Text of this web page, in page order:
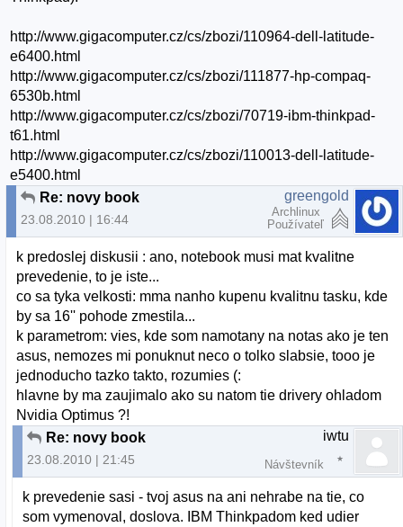
http://www.gigacomputer.cz/cs/zbozi/110964-dell-latitude-
e6400.html
http://www.gigacomputer.cz/cs/zbozi/111877-hp-compaq-
6530b.html
http://www.gigacomputer.cz/cs/zbozi/70719-ibm-thinkpad-
t61.html
http://www.gigacomputer.cz/cs/zbozi/110013-dell-latitude-
e5400.html
Re: novy book
23.08.2010 | 16:44
greengold
Archlinux
Používateľ
k predoslej diskusii : ano, notebook musi mat kvalitne
prevedenie, to je iste...
co sa tyka velkosti: mma nanho kupenu kvalitnu tasku, kde
by sa 16'' pohode zmestila...
k parametrom: vies, kde som namotany na notas ako je ten
asus, nemozes mi ponuknut neco o tolko slabsie, tooo je
jednoducho tazko takto, rozumies (:
hlavne by ma zaujimalo ako su natom tie drivery ohladom
Nvidia Optimus ?!
Re: novy book
23.08.2010 | 21:45
iwtu
Návštevník
k prevedenie sasi - tvoj asus na ani nehrabe na tie, co
som vymenoval, doslova. IBM Thinkpadom ked udier